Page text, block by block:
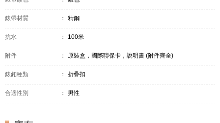
錶帶材質 ： 精鋼
抗水 ： 100米
附件 ： 原裝盒，國際聯保卡，說明書 (附件齊全)
錶釦種類 ： 折疊扣
合適性別 ： 男性